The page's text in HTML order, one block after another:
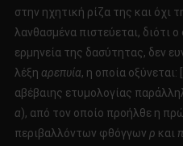
στην ηχητική ρίζα της και όχι
λανθασμένα πιστεύεται, διότι
ερμηνεία της δασύτητας, δεν
λέξη αρεπυία, η οποία
αβέβαιης ετυμολογίας
α), από τον οποίο προήλθε η
περιβαλλόντων φθόγγων ρ και π